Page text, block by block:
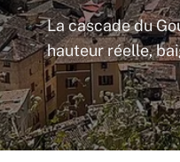
La cascade du
hauteur réelle,